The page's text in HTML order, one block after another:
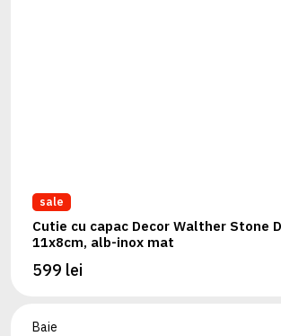
sale
Cutie cu capac Decor Walther Stone
11x8cm, alb-inox mat
599 lei
Baie